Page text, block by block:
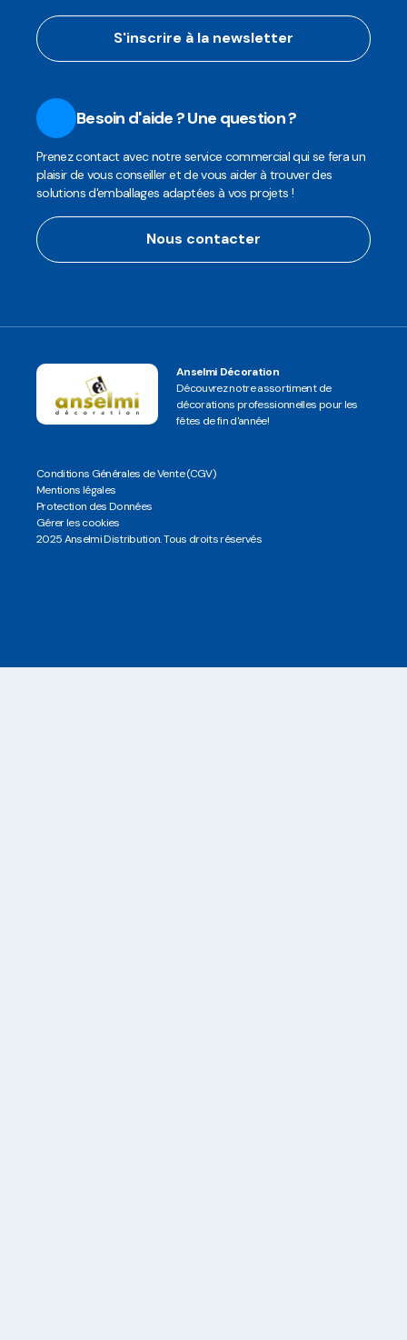
S'inscrire à la newsletter
Besoin d'aide ? Une question ?
Prenez contact avec notre service commercial qui se fera un
plaisir de vous conseiller et de vous aider à trouver des
solutions d'emballages adaptées à vos projets !
Nous contacter
Anselmi Décoration
Découvrez notre assortiment de
décorations professionnelles pour les
fêtes de fin d'année!
Conditions Générales de Vente (CGV)
Mentions légales
Protection des Données
Gérer les cookies
2025 Anselmi Distribution. Tous droits réservés